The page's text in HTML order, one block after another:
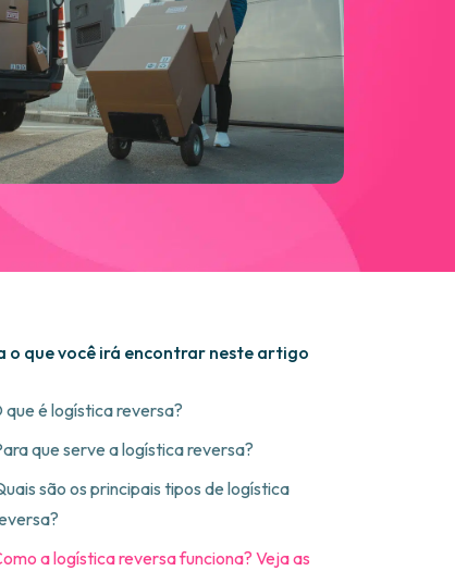
o que você irá encontrar neste artigo
que é logística reversa?
que serve a logística reversa?
são os principais tipos de logística
a logística reversa funciona? Veja as